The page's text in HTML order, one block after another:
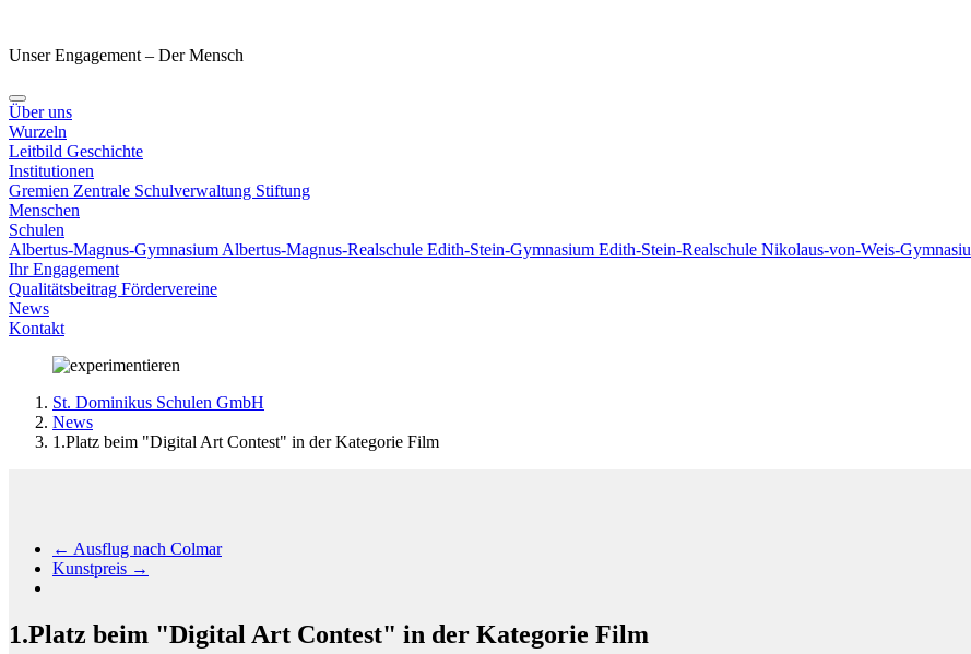
Unser Engagement – Der Mensch
Über uns
Wurzeln
Leitbild Geschichte
Institutionen
Gremien Zentrale Schulverwaltung Stiftung
Menschen
Schulen
Albertus-Magnus-Gymnasium Albertus-Magnus-Realschule Edith-Stein-Gymnasium Edith-Stein-Realschule Nikolaus-von-Weis-
Ihr Engagement
Qualitätsbeitrag Fördervereine
News
Kontakt
St. Dominikus Schulen GmbH
News
1.Platz beim "Digital Art Contest" in der Kategorie Film
← Ausflug nach Colmar
Kunstpreis →
1.Platz beim "Digital Art Contest" in der Kategorie Film